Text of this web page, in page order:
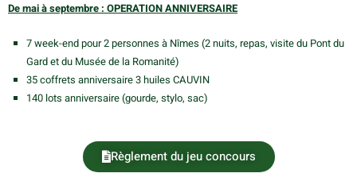
De mai à septembre: OPERATION ANNIVERSAIRE
7 week-end pour 2 personnes à Nîmes (2 nuits, repas, visite du Pont du
Gard et du Musée de la Romanité)
35 coffrets anniversaire 3 huiles CAUVIN
140 lots anniversaire (gourde, stylo, sac)
Règlement du jeu concours